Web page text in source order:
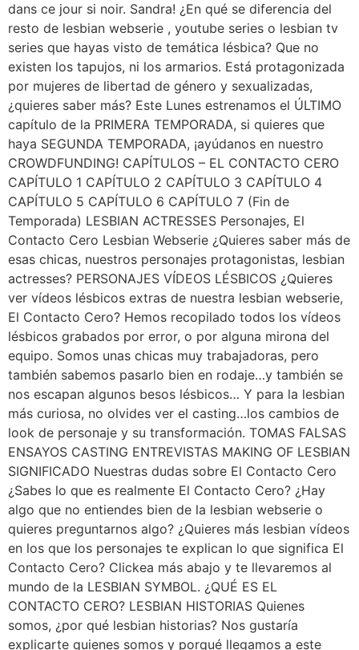
dans ce jour si noir. Sandra! ¿En qué se diferencia del
resto de lesbian webserie , youtube series o lesbian tv
series que hayas visto de temática lésbica? Que no
existen los tapujos, ni los armarios. Está protagonizada
por mujeres de libertad de género y sexualizadas,
¿quieres saber más? Este Lunes estrenamos el ÚLTIMO
capítulo de la PRIMERA TEMPORADA, si quieres que
haya SEGUNDA TEMPORADA, ¡ayúdanos en nuestro
CROWDFUNDING! CAPÍTULOS – EL CONTACTO CERO
CAPÍTULO 1 CAPÍTULO 2 CAPÍTULO 3 CAPÍTULO 4
CAPÍTULO 5 CAPÍTULO 6 CAPÍTULO 7 (Fin de
Temporada) LESBIAN ACTRESSES Personajes, El
Contacto Cero Lesbian Webserie ¿Quieres saber más de
esas chicas, nuestros personajes protagonistas, lesbian
actresses? PERSONAJES VÍDEOS LÉSBICOS ¿Quieres
ver vídeos lésbicos extras de nuestra lesbian webserie,
El Contacto Cero? Hemos recopilado todos los vídeos
lésbicos grabados por error, o por alguna mirona del
equipo. Somos unas chicas muy trabajadoras, pero
también sabemos pasarlo bien en rodaje…y también se
nos escapan algunos besos lésbicos… Y para la lesbian
más curiosa, no olvides ver el casting…los cambios de
look de personaje y su transformación. TOMAS FALSAS
ENSAYOS CASTING ENTREVISTAS MAKING OF LESBIAN
SIGNIFICADO Nuestras dudas sobre El Contacto Cero
¿Sabes lo que es realmente El Contacto Cero? ¿Hay
algo que no entiendes bien de la lesbian webserie o
quieres preguntarnos algo? ¿Quieres más lesbian vídeos
en los que los personajes te explican lo que significa El
Contacto Cero? Clickea más abajo y te llevaremos al
mundo de la LESBIAN SYMBOL. ¿QUÉ ES EL
CONTACTO CERO? LESBIAN HISTORIAS Quienes
somos, ¿por qué lesbian historias? Nos gustaría
explicarte quienes somos y porqué llegamos a este